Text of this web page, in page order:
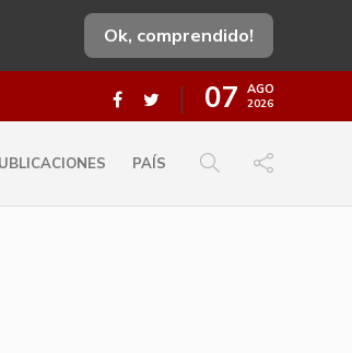
Ok, comprendido!
07 AGO
2026
PAÍS